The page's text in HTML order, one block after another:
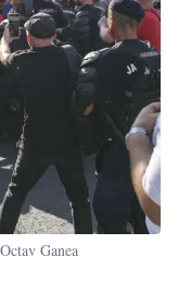
Ganea